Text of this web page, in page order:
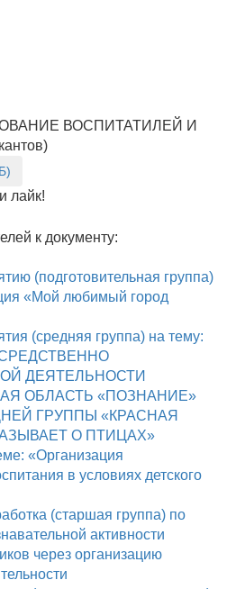
ВОСПИТАТИЛЕЙ И
лайк!
к документу:
(подготовительная группа)
«Мой любимый город
(средняя группа) на тему:
ДЕЯТЕЛЬНОСТИ
ОБЛАСТЬ «ПОЗНАНИЕ»
ГРУППЫ «КРАСНАЯ
О ПТИЦАХ»
«Организация
в условиях детского
(старшая группа) по
активности
через организацию